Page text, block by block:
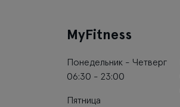
MyFitness
Понедельник - Четверг
06:30 - 23:00
Пятница